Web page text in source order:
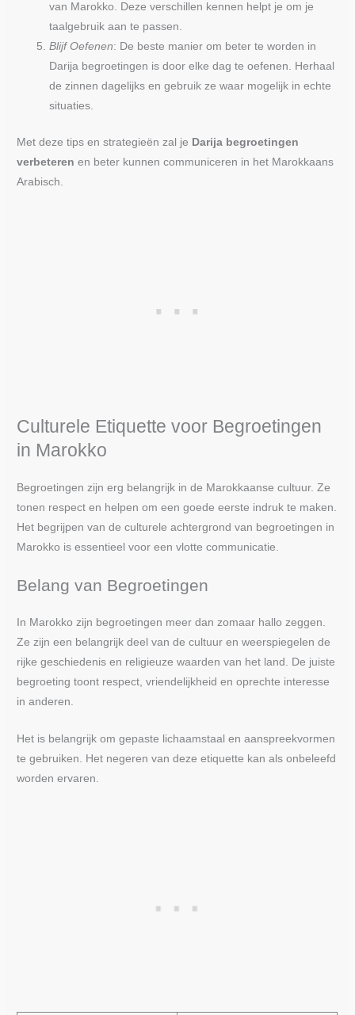
van Marokko. Deze verschillen kennen helpt je om je
taalgebruik aan te passen.
Blijf Oefenen: De beste manier om beter te worden in
Darija begroetingen is door elke dag te oefenen. Herhaal
de zinnen dagelijks en gebruik ze waar mogelijk in echte
situaties.
Met deze tips en strategieën zal je Darija begroetingen
verbeteren en beter kunnen communiceren in het Marokkaans
Arabisch.
Culturele Etiquette voor Begroetingen
in Marokko
Begroetingen zijn erg belangrijk in de Marokkaanse cultuur. Ze
tonen respect en helpen om een goede eerste indruk te maken.
Het begrijpen van de culturele achtergrond van begroetingen in
Marokko is essentieel voor een vlotte communicatie.
Belang van Begroetingen
In Marokko zijn begroetingen meer dan zomaar hallo zeggen.
Ze zijn een belangrijk deel van de cultuur en weerspiegelen de
rijke geschiedenis en religieuze waarden van het land. De juiste
begroeting toont respect, vriendelijkheid en oprechte interesse
in anderen.
Het is belangrijk om gepaste lichaamstaal en aanspreekvormen
te gebruiken. Het negeren van deze etiquette kan als onbeleefd
worden ervaren.